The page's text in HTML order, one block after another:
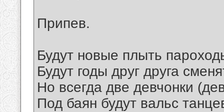
Припев.
Будут новые плыть
Будут годы друг друга
Но всегда две девчонки
Под баян будут вальс